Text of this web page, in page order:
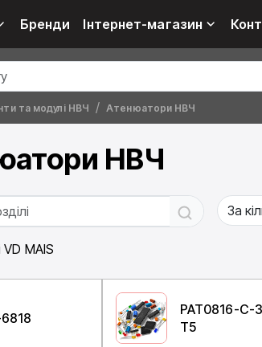
Бренди Інтернет-магазин
та модулі НВЧ Атенюатори НВЧ
НВЧ
MAIS
PAT0816-C-
T5